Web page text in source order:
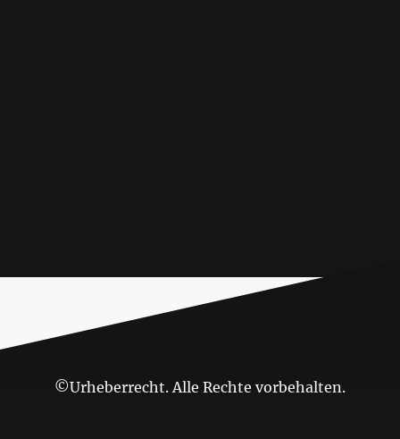
©Urheberrecht. Alle Rechte vorbehalten.